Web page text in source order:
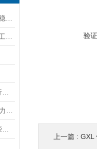
验
上一篇 : GXL